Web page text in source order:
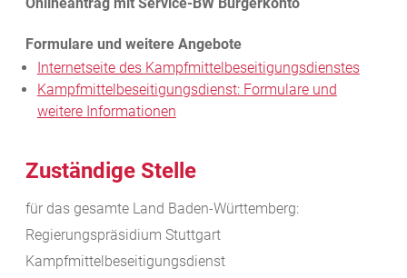
Internetseite des Kampfmittelbeseitigungsdienstes
Kampfmittelbeseitigungsdienst: Formulare und
weitere Informationen
Zuständige Stelle
für das gesamte Land Baden-Württemberg:
Regierungspräsidium Stuttgart
Kampfmittelbeseitigungsdienst